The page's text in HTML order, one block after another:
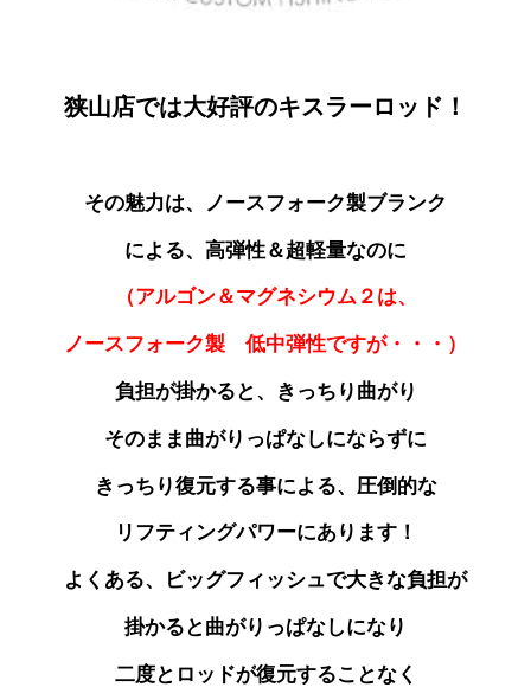
狭山店では大好評のキスラーロッド！
その魅力は、ノースフォーク製ブランク
による、高弾性＆超軽量なのに
（アルゴン＆マグネシウム２は、
ノースフォーク製 低中弾性ですが・・・）
負担が掛かると、きっちり曲がり
そのまま曲がりっぱなしにならずに
きっちり復元する事による、圧倒的な
リフティングパワーにあります！
よくある、ビッグフィッシュで大きな負担が
掛かると曲がりっぱなしになり
二度とロッドが復元することなく